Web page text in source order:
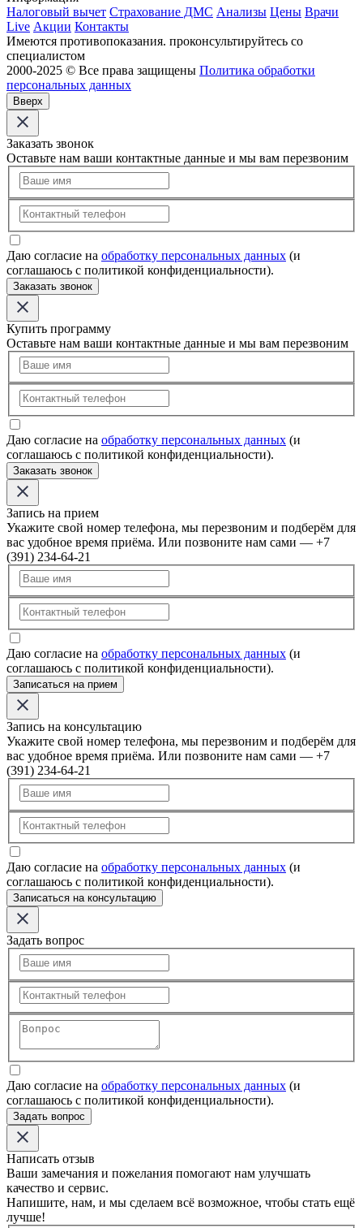
Налоговый вычет Страхование ДМС Анализы Цены Врачи
Live Акции Контакты
Имеются противопоказания. проконсультируйтесь со
специалистом
2000-2025 © Все права защищены Политика обработки
персональных данных
Вверх
Заказать звонок
Оставьте нам ваши контактные данные и мы вам перезвоним
Даю согласие на обработку персональных данных (и
соглашаюсь с политикой конфиденциальности).
Заказать звонок
Купить программу
Оставьте нам ваши контактные данные и мы вам перезвоним
Даю согласие на обработку персональных данных (и
соглашаюсь с политикой конфиденциальности).
Заказать звонок
Запись на прием
Укажите свой номер телефона, мы перезвоним и подберём для
вас удобное время приёма. Или позвоните нам сами — +7
(391) 234-64-21
Даю согласие на обработку персональных данных (и
соглашаюсь с политикой конфиденциальности).
Записаться на прием
Запись на консультацию
Укажите свой номер телефона, мы перезвоним и подберём для
вас удобное время приёма. Или позвоните нам сами — +7
(391) 234-64-21
Даю согласие на обработку персональных данных (и
соглашаюсь с политикой конфиденциальности).
Записаться на консультацию
Задать вопрос
Даю согласие на обработку персональных данных (и
соглашаюсь с политикой конфиденциальности).
Задать вопрос
Написать отзыв
Ваши замечания и пожелания помогают нам улучшать
качество и сервис.
Напишите, нам, и мы сделаем всё возможное, чтобы стать ещё
лучше!